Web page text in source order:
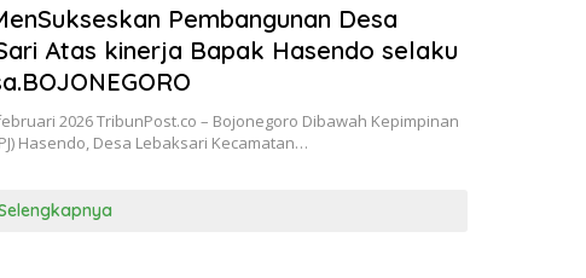
2026
Pembangunan Desa
Atas kinerja Bapak Hasendo selaku
2026 TribunPost.co – Bojonegoro Dibawah Kepimpinan
Hasendo, Desa Lebaksari Kecamatan…